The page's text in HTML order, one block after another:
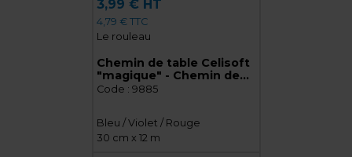
3,99 € HT
4,79 € TTC
Le rouleau
Chemin de table Celisoft
"magique" - Chemin de
table rétro - Rouleau de
Code : 9885
Bleu / Violet / Rouge
30 cm x 12 m